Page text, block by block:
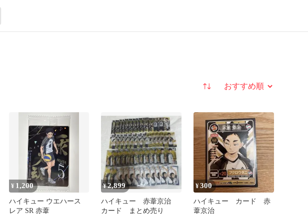
並び替え
¥ 1,200
ハイキュー ウエハース
レア SR 赤葦
¥2,899
ハイキュー 赤葦京治
カード まとめ売り
¥300
ハイキュー カード 赤
葦京治